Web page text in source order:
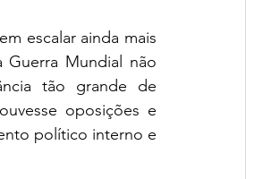
escalar ainda mais
Mundial não
tão grande de
oposições e
político interno e